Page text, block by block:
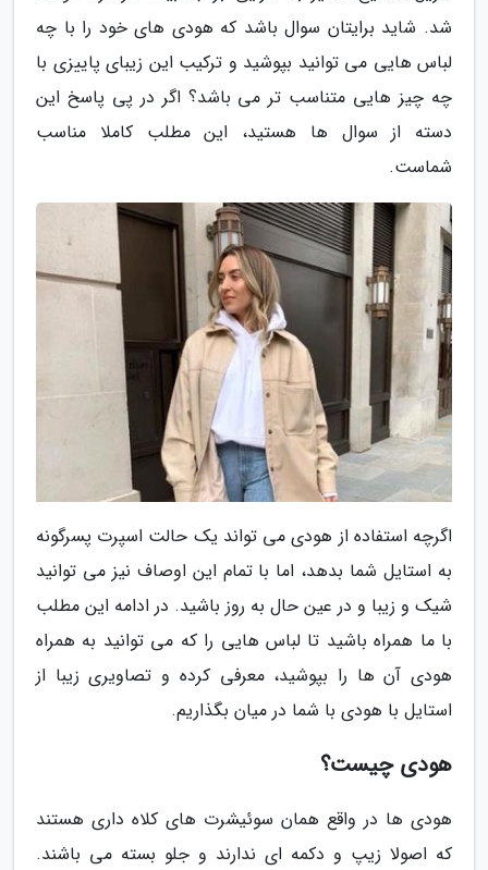
شد. شاید برایتان سوال باشد که هودی های خود را با چه
لباس هایی می توانید بپوشید و ترکیب این زیبای پاییزی با
چه چیز هایی متناسب تر می باشد؟ اگر در پی پاسخ این
دسته از سوال ها هستید، این مطلب کاملا مناسب
شماست.
اگرچه استفاده از هودی می تواند یک حالت اسپرت پسرگونه
به استایل شما بدهد، اما با تمام این اوصاف نیز می توانید
شیک و زیبا و در عین حال به روز باشید. در ادامه این مطلب
با ما همراه باشید تا لباس هایی را که می توانید به همراه
هودی آن ها را بپوشید، معرفی کرده و تصاویری زیبا از
استایل با هودی با شما در میان بگذاریم.
هودی چیست؟
هودی ها در واقع همان سوئیشرت های کلاه داری هستند
که اصولا زیپ و دکمه ای ندارند و جلو بسته می باشند.